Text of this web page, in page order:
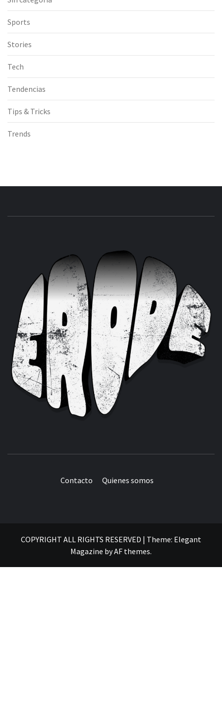
Sports
Stories
Tech
Tendencias
Tips & Tricks
Trends
Contacto Quienes somos
COPYRIGHT ALL RIGHTS RESERVED | Theme: Elegant
Magazine byAF themes.